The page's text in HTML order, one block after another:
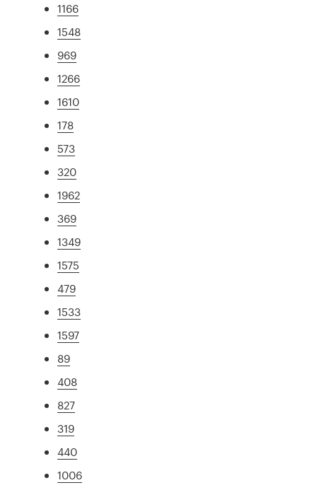
1166
1548
969
1266
1610
178
573
320
1962
369
1349
1575
479
1533
1597
89
408
827
319
440
1006